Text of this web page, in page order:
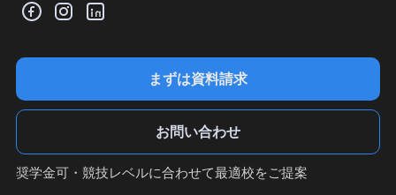
まずは資料請求
お問い合わせ
奨学金可・競技レベルに合わせて最適校をご提案